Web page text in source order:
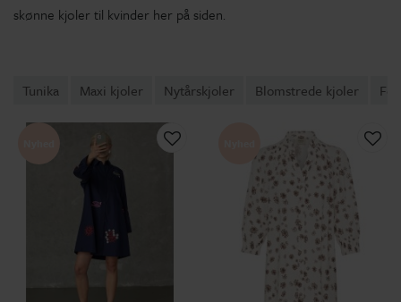
skønne kjoler til kvinder her på siden.
Tunika Maxi kjoler Nytårskjoler Blomstrede kjoler